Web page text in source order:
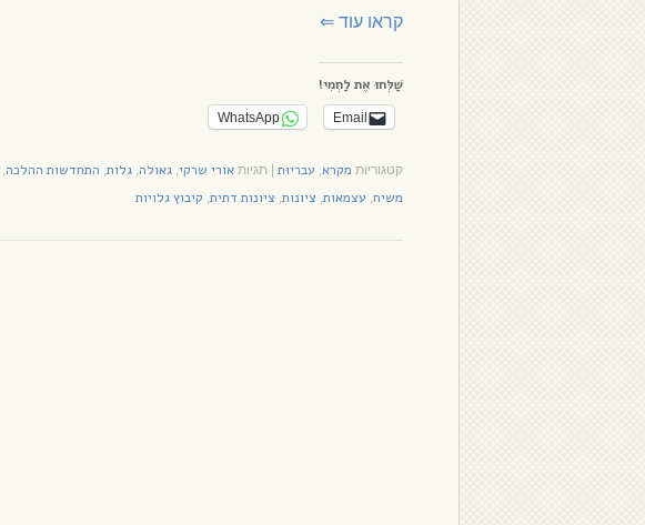
קראו עוד ⇐
שַׁלְּחוּ אֶת לַחְמִי!
Email
WhatsApp
קטגוריות מקרא, עבריוּת תגיות אורי שרקי, גאולה, גלות, התחדשות ההלכה,
משיח, עצמאות, ציונות, ציונות דתית, קיבוץ גלויות